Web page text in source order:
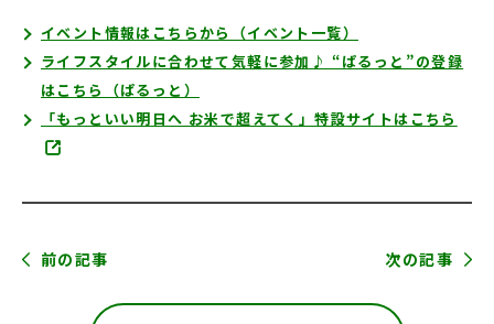
イベント情報はこちらから（イベント一覧）
ライフスタイルに合わせて気軽に参加♪ “ぱるっと”の登録
はこちら（ぱるっと）
「もっといい明日へ お米で超えてく」特設サイトはこちら
前の記事 次の記事